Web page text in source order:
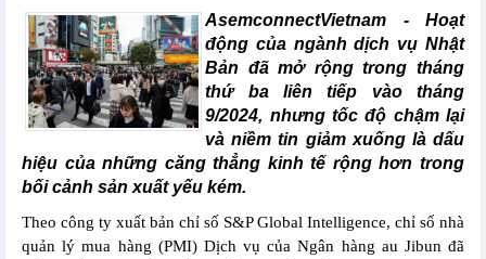
AsemconnectVietnam - Hoạt
động của ngành dịch vụ Nhật
Bản đã mở rộng trong tháng
thứ ba liên tiếp vào tháng
9/2024, nhưng tốc độ chậm lại
và niềm tin giảm xuống là dấu
hiệu của những căng thẳng kinh tế rộng hơn trong
bối cảnh sản xuất yếu kém.
Theo công ty xuất bản chỉ số S&P Global Intelligence, chỉ số nhà
quản lý mua hàng (PMI) Dịch vụ của Ngân hàng au Jibun đã